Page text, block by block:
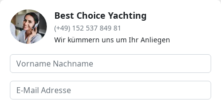
Best Choice Yachting
(+49) 152 537 849 81
Wir kümmern uns um Ihr Anliegen